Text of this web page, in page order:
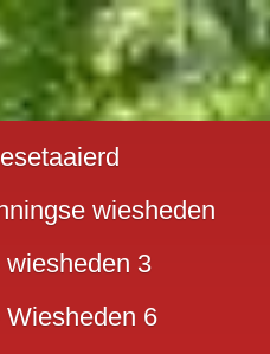
wiesheden
3
6